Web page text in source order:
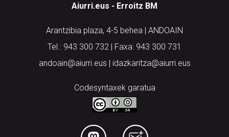
Aiurri.eus - Erroitz BM
Arantzibia plaza, 4-5 behea | ANDOAIN
Tel.: 943 300 732 | Faxa: 943 300 731
andoain@aiurri.eus | idazkaritza@aiurri.eus
Codesyntaxek garatua